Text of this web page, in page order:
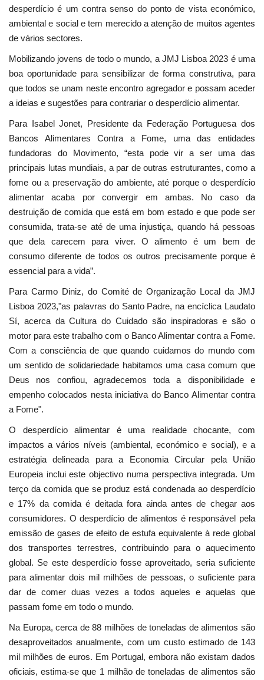
desperdício é um contra senso do ponto de vista económico,
ambiental e social e tem merecido a atenção de muitos agentes
de vários sectores.
Mobilizando jovens de todo o mundo, a JMJ Lisboa 2023 é uma
boa oportunidade para sensibilizar de forma construtiva, para
que todos se unam neste encontro agregador e possam aceder
a ideias e sugestões para contrariar o desperdício alimentar.
Para Isabel Jonet, Presidente da Federação Portuguesa dos
Bancos Alimentares Contra a Fome, uma das entidades
fundadoras do Movimento, “esta pode vir a ser uma das
principais lutas mundiais, a par de outras estruturantes, como a
fome ou a preservação do ambiente, até porque o desperdício
alimentar acaba por convergir em ambas. No caso da
destruição de comida que está em bom estado e que pode ser
consumida, trata-se até de uma injustiça, quando há pessoas
que dela carecem para viver. O alimento é um bem de
consumo diferente de todos os outros precisamente porque é
essencial para a vida”.
Para Carmo Diniz, do Comité de Organização Local da JMJ
Lisboa 2023,"as palavras do Santo Padre, na encíclica Laudato
Sí, acerca da Cultura do Cuidado são inspiradoras e são o
motor para este trabalho com o Banco Alimentar contra a Fome.
Com a consciência de que quando cuidamos do mundo com
um sentido de solidariedade habitamos uma casa comum que
Deus nos confiou, agradecemos toda a disponibilidade e
empenho colocados nesta iniciativa do Banco Alimentar contra
a Fome".
O desperdício alimentar é uma realidade chocante, com
impactos a vários níveis (ambiental, económico e social), e a
estratégia delineada para a Economia Circular pela União
Europeia inclui este objectivo numa perspectiva integrada. Um
terço da comida que se produz está condenada ao desperdício
e 17% da comida é deitada fora ainda antes de chegar aos
consumidores. O desperdício de alimentos é responsável pela
emissão de gases de efeito de estufa equivalente à rede global
dos transportes terrestres, contribuindo para o aquecimento
global. Se este desperdício fosse aproveitado, seria suficiente
para alimentar dois mil milhões de pessoas, o suficiente para
dar de comer duas vezes a todos aqueles e aquelas que
passam fome em todo o mundo.
Na Europa, cerca de 88 milhões de toneladas de alimentos são
desaproveitados anualmente, com um custo estimado de 143
mil milhões de euros. Em Portugal, embora não existam dados
oficiais, estima-se que 1 milhão de toneladas de alimentos são